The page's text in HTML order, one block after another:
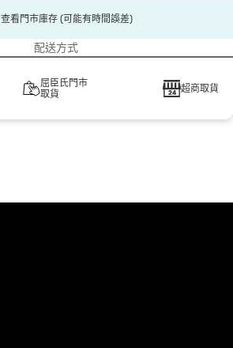
查看門市庫存 (可能有時間誤差)
配送方式
屈臣氏門市
取貨
超商取貨